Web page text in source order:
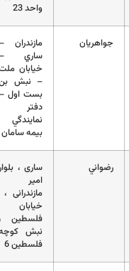
واحد 23
جواهريان
مازندران –
ساري –
خيابان ملت
– نبش بن
بست اول –
دفتر
نمايندگي
بيمه سامان
رضواني
ساری ، بلوار
امیر
مازندرانی ،
خیابان
فلسطین ،
نبش کوچه
فلسطین 6